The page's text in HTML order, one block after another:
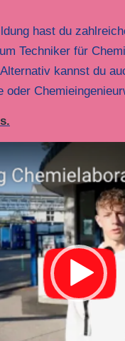
hast du
Techniker für
kannst du
oder